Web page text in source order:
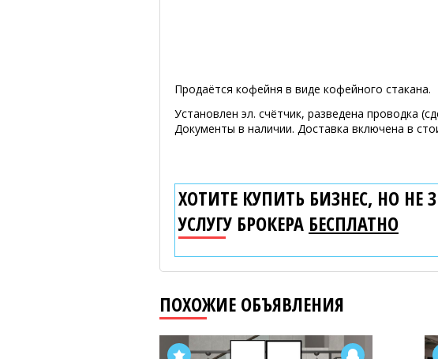
Продаётся кофейня в виде кофейного стакана.
Установлен эл. счётчик, разведена проводка
Документы в наличии. Доставка включена в
ХОТИТЕ КУПИТЬ БИЗНЕС, НО НЕ
УСЛУГУ БРОКЕРА БЕСПЛАТНО
ПОХОЖИЕ ОБЪЯВЛЕНИЯ